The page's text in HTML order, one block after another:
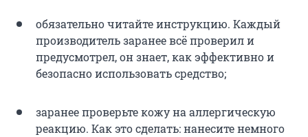
обязательно читайте инструкцию. Каждый
производитель заранее всё проверил и
предусмотрел, он знает, как эффективно и
безопасно использовать средство;
заранее проверьте кожу на аллергическую
реакцию. Как это сделать: нанесите немного